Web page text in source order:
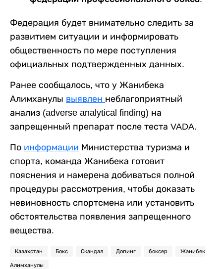
Федерация будет внимательно следить за
развитием ситуации и информировать
общественность по мере поступления
официальных подтвержденных данных.
Ранее сообщалось, что у Жанибека
Алимханулы выявлен неблагоприятный
анализ (adverse analytical finding) на
запрещенный препарат после теста VADA.
По информации Министерства туризма и
спорта, команда Жанибека готовит
пояснения и намерена добиваться полной
процедуры рассмотрения, чтобы доказать
невиновность спортсмена или установить
обстоятельства появления запрещенного
вещества.
Казахстан Бокс Скандал Допинг боксер Жанибек
Алимханулы